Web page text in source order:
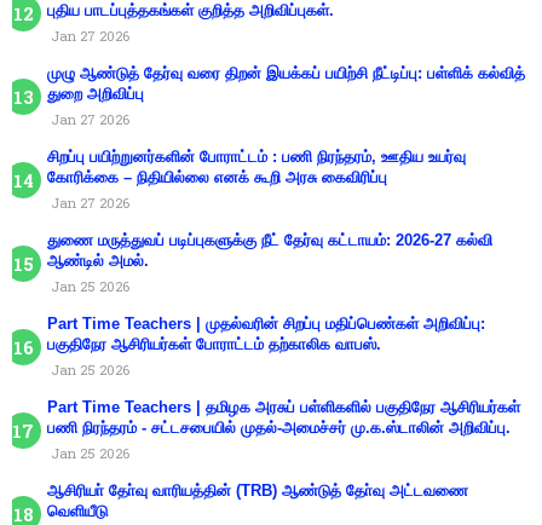
புதிய பாடப்புத்தகங்கள் குறித்த அறிவிப்புகள்.
Jan 27 2026
முழு ஆண்டுத் தேர்வு வரை திறன் இயக்கப் பயிற்சி நீட்டிப்பு: பள்ளிக் கல்வித்
துறை அறிவிப்பு
Jan 27 2026
சிறப்பு பயிற்றுனர்களின் போராட்டம் : பணி நிரந்தரம், ஊதிய உயர்வு
கோரிக்கை – நிதியில்லை எனக் கூறி அரசு கைவிரிப்பு
Jan 27 2026
துணை மருத்துவப் படிப்புகளுக்கு நீட் தேர்வு கட்டாயம்: 2026-27 கல்வி
ஆண்டில் அமல்.
Jan 25 2026
Part Time Teachers | முதல்வரின் சிறப்பு மதிப்பெண்கள் அறிவிப்பு:
பகுதிநேர ஆசிரியர்கள் போராட்டம் தற்காலிக வாபஸ்.
Jan 25 2026
Part Time Teachers | தமிழக அரசுப் பள்ளிகளில் பகுதிநேர ஆசிரியர்கள்
பணி நிரந்தரம் - சட்டசபையில் முதல்-அமைச்சர் மு.க.ஸ்டாலின் அறிவிப்பு.
Jan 25 2026
ஆசிரியா் தோ்வு வாரியத்தின் (TRB) ஆண்டுத் தோ்வு அட்டவணை
வெளியீடு